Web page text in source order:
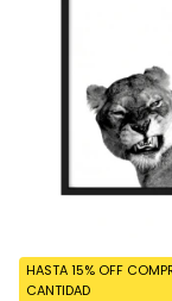
HASTA 15% OFF
CANTIDAD